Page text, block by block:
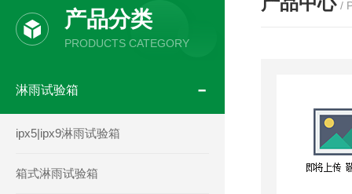
产品分类
PRODUCTS CATEGORY
淋雨试验箱
ipx5|ipx9淋雨试验箱
箱式淋雨试验箱
/